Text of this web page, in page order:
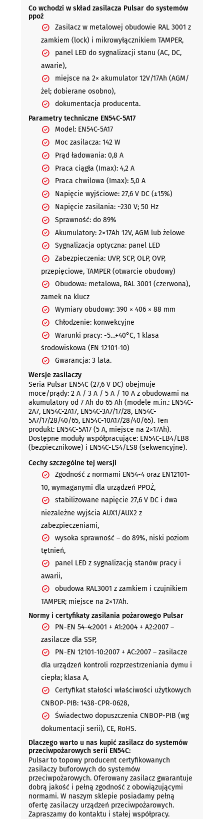
Co wchodzi w skład zasilacza Pulsar do systemów
ppoż
Zasilacz w metalowej obudowie RAL 3001 z
zamkiem (lock) i mikrowyłącznikiem TAMPER,
panel LED do sygnalizacji stanu (AC, DC,
awarie),
miejsce na 2× akumulator 12V/17Ah (AGM/
żel; dobierane osobno),
dokumentacja producenta.
Parametry techniczne EN54C-5A17
Model: EN54C-5A17
Moc zasilacza: 142 W
Prąd ładowania: 0,8 A
Praca ciągła (Imax): 4,2 A
Praca chwilowa (Imax): 5,0 A
Napięcie wyjściowe: 27,6 V DC (±15%)
Napięcie zasilania: ~230 V; 50 Hz
Sprawność: do 89%
Akumulatory: 2×17Ah 12V, AGM lub żelowe
Sygnalizacja optyczna: panel LED
Zabezpieczenia: UVP, SCP, OLP, OVP,
przepięciowe, TAMPER (otwarcie obudowy)
Obudowa: metalowa, RAL 3001 (czerwona),
zamek na klucz
Wymiary obudowy: 390 × 406 × 88 mm
Chłodzenie: konwekcyjne
Warunki pracy: -5…+40°C, 1 klasa
środowiskowa (EN 12101-10)
Gwarancja: 3 lata.
Wersje zasilaczy
Seria Pulsar EN54C (27,6 V DC) obejmuje
moce/prądy: 2 A / 3 A / 5 A / 10 A z obudowami na
akumulatory od 7 Ah do 65 Ah (modele m.in.: EN54C-
2A7, EN54C-2A17, EN54C-3A7/17/28, EN54C-
5A7/17/28/40/65, EN54C-10A17/28/40/65). Ten
produkt: EN54C-5A17 (5 A, miejsce na 2×17Ah).
Dostępne moduły współpracujące: EN54C-LB4/LB8
(bezpiecznikowe) i EN54C-LS4/LS8 (sekwencyjne).
Cechy szczególne tej wersji
Zgodność z normami EN54-4 oraz EN12101-
10, wymaganymi dla urządzeń PPOŻ,
stabilizowane napięcie 27,6 V DC i dwa
niezależne wyjścia AUX1/AUX2 z
zabezpieczeniami,
wysoka sprawność – do 89%, niski poziom
tętnień,
panel LED z sygnalizacją stanów pracy i
awarii,
obudowa RAL3001 z zamkiem i czujnikiem
TAMPER; miejsce na 2×17Ah.
Normy i certyfikaty zasilania pożarowego Pulsar
PN-EN 54-4:2001 + A1:2004 + A2:2007 –
zasilacze dla SSP,
PN-EN 12101-10:2007 + AC:2007 – zasilacze
dla urządzeń kontroli rozprzestrzeniania dymu i
ciepła; klasa A,
Certyfikat stałości właściwości użytkowych
CNBOP-PIB: 1438-CPR-0628,
Świadectwo dopuszczenia CNBOP-PIB (wg
dokumentacji serii), CE, RoHS.
Dlaczego warto u nas kupić zasilacz do systemów
przeciwpożarowych serii EN54C:
Pulsar to topowy producent certyfikowanych
zasilaczy buforowych do systemów
przeciwpożarowych. Oferowany zasilacz gwarantuje
dobrą jakość i pełną zgodność z obowiązującymi
normami. W naszym sklepie posiadamy pełną
ofertę zasilaczy urządzeń przeciwpożarowych.
Zapraszamy do kontaktu i stałej współpracy.